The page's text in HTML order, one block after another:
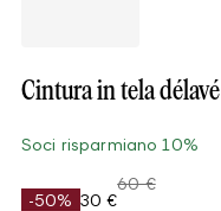
Cintura in tela délavé
Soci risparmiano 10%
-50% 30 €
60 €